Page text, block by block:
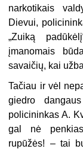
narkotikais
Dievui,
„Zuiką
įmanomais
savaičių, kai
Tačiau ir vėl
giedro
policininkas A.
gal nė
rupūžės! – tai